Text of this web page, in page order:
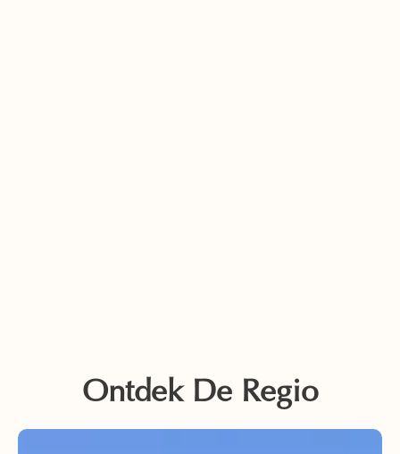
Ontdek De Regio